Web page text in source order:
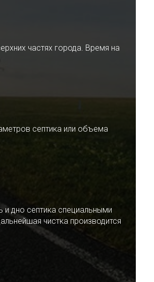
частях города. Время на
септика или объема
дно септика специальными
чистка производится